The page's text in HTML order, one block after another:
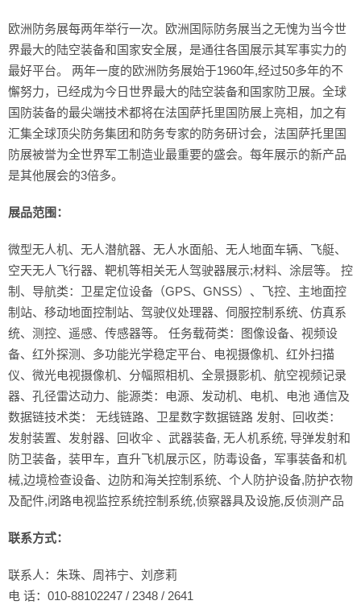
欧洲防务展每两年举行一次。欧洲国际防务展当之无愧为当今世
界最大的陆空装备和国家安全展，是通往各国展示其军事实力的
最好平台。 两年一度的欧洲防务展始于1960年,经过50多年的不
懈努力，已经成为今日世界最大的陆空装备和国家防卫展。全球
国防装备的最尖端技术都将在法国萨托里国防展上亮相，加之有
汇集全球顶尖防务集团和防务专家的防务研讨会，法国萨托里国
防展被誉为全世界军工制造业最重要的盛会。每年展示的新产品
是其他展会的3倍多。
展品范围：
微型无人机、无人潜航器、无人水面船、无人地面车辆、飞艇、
空天无人飞行器、靶机等相关无人驾驶器展示;材料、涂层等。 控
制、导航类：卫星定位设备（GPS、GNSS）、飞控、主地面控
制站、移动地面控制站、驾驶仪处理器、伺服控制系统、仿真系
统、测控、遥感、传感器等。 任务载荷类：图像设备、视频设
备、红外探测、多功能光学稳定平台、电视摄像机、红外扫描
仪、微光电视摄像机、分幅照相机、全景摄影机、航空视频记录
器、孔径雷达动力、能源类：电源、发动机、电机、电池 通信及
数据链技术类： 无线链路、卫星数字数据链路 发射、回收类：
发射装置、发射器、回收伞 、武器装备, 无人机系统, 导弹发射和
防卫装备，装甲车，直升飞机展示区，防毒设备，军事装备和机
械,边境检查设备、边防和海关控制系统、个人防护设备,防护衣物
及配件,闭路电视监控系统控制系统,侦察器具及设施,反侦测产品
联系方式：
联系人：朱珠、周祎宁、刘彦莉
电 话：010-88102247 / 2348 / 2641